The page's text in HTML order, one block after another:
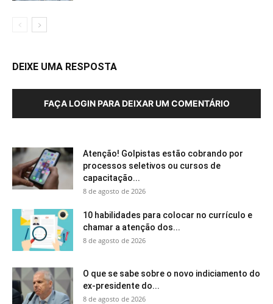
DEIXE UMA RESPOSTA
FAÇA LOGIN PARA DEIXAR UM COMENTÁRIO
Atenção! Golpistas estão cobrando por
processos seletivos ou cursos de
capacitação...
8 de agosto de 2026
10 habilidades para colocar no currículo e
chamar a atenção dos...
8 de agosto de 2026
O que se sabe sobre o novo indiciamento do
ex-presidente do...
8 de agosto de 2026